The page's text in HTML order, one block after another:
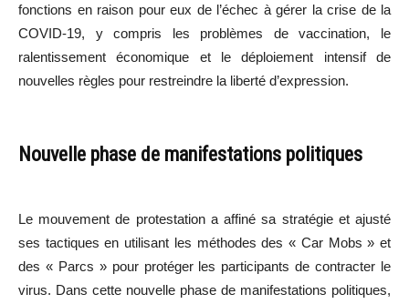
fonctions en raison pour eux de l’échec à gérer la crise de la
COVID-19, y compris les problèmes de vaccination, le
ralentissement économique et le déploiement intensif de
nouvelles règles pour restreindre la liberté d’expression.
Nouvelle phase de manifestations politiques
Le mouvement de protestation a affiné sa stratégie et ajusté
ses tactiques en utilisant les méthodes des « Car Mobs » et
des « Parcs » pour protéger les participants de contracter le
virus. Dans cette nouvelle phase de manifestations politiques,